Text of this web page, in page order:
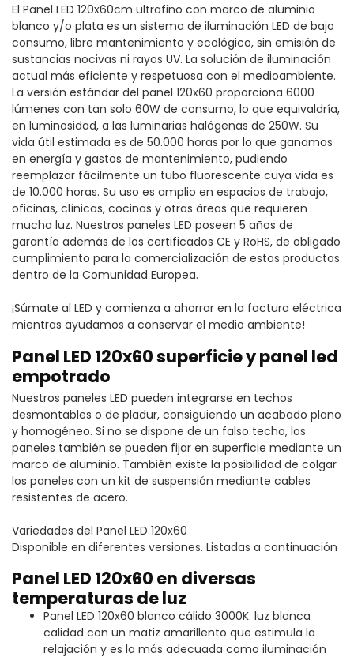
El Panel LED 120x60cm ultrafino con marco de aluminio
blanco y/o plata es un sistema de iluminación LED de bajo
consumo, libre mantenimiento y ecológico, sin emisión de
sustancias nocivas ni rayos UV. La solución de iluminación
actual más eficiente y respetuosa con el medioambiente.
La versión estándar del panel 120x60 proporciona 6000
lúmenes con tan solo 60W de consumo, lo que equivaldría,
en luminosidad, a las luminarias halógenas de 250W. Su
vida útil estimada es de 50.000 horas por lo que ganamos
en energía y gastos de mantenimiento, pudiendo
reemplazar fácilmente un tubo fluorescente cuya vida es
de 10.000 horas. Su uso es amplio en espacios de trabajo,
oficinas, clínicas, cocinas y otras áreas que requieren
mucha luz. Nuestros paneles LED poseen 5 años de
garantía además de los certificados CE y RoHS, de obligado
cumplimiento para la comercialización de estos productos
dentro de la Comunidad Europea.
¡Súmate al LED y comienza a ahorrar en la factura eléctrica
mientras ayudamos a conservar el medio ambiente!
Panel LED 120x60 superficie y panel led
empotrado
Nuestros paneles LED pueden integrarse en techos
desmontables o de pladur, consiguiendo un acabado plano
y homogéneo. Si no se dispone de un falso techo, los
paneles también se pueden fijar en superficie mediante un
marco de aluminio. También existe la posibilidad de colgar
los paneles con un kit de suspensión mediante cables
resistentes de acero.
Variedades del Panel LED 120x60
Disponible en diferentes versiones. Listadas a continuación
Panel LED 120x60 en diversas
temperaturas de luz
Panel LED 120x60 blanco cálido 3000K: luz blanca
calidad con un matiz amarillento que estimula la
relajación y es la más adecuada como iluminación